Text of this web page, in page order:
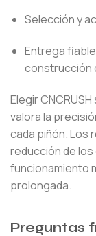
Selección y
Entrega
construcción
Elegir
valora la
cada piñón. Los
reducción de
funcionamiento
prolongada.
Preguntas